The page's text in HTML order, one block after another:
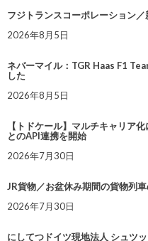
フジトランスコーポレーション
2026年8月5日
ネバーマイル：TGR Haas F1
した
2026年8月5日
【トドケール】マルチキャリア
とのAPI連携を開始
2026年7月30日
JR貨物／お盆休み期間の貨物列
2026年7月30日
にしてつドイツ現地法人 シュツ